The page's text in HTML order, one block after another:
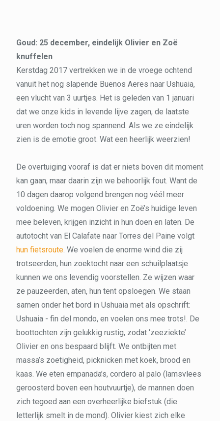
Goud: 25 december, eindelijk Olivier en Zoë
knuffelen
Kerstdag 2017 vertrekken we in de vroege ochtend
vanuit het nog slapende Buenos Aeres naar Ushuaia,
een vlucht van 3 uurtjes. Het is geleden van 1 januari
dat we onze kids in levende lijve zagen, de laatste
uren worden toch nog spannend. Als we ze eindelijk
zien is de emotie groot. Wat een heerlijk weerzien!
De overtuiging vooraf is dat er niets boven dit moment
kan gaan, maar daarin zijn we behoorlijk fout. Want de
10 dagen daarop volgend brengen nog véél meer
voldoening. We mogen Olivier en Zoë’s huidige leven
mee beleven, krijgen inzicht in hun doen en laten. De
autotocht van El Calafate naar Torres del Paine volgt
hun fietsroute. We voelen de enorme wind die zij
trotseerden, hun zoektocht naar een schuilplaatsje
kunnen we ons levendig voorstellen. Ze wijzen waar
ze pauzeerden, aten, hun tent opsloegen. We staan
samen onder het bord in Ushuaia met als opschrift:
Ushuaia - fin del mondo, en voelen ons mee trots!. De
boottochten zijn gelukkig rustig, zodat ‘zeeziekte’
Olivier en ons bespaard blijft. We ontbijten met
massa’s zoetigheid, picknicken met koek, brood en
kaas. We eten empanada’s, cordero al palo (lamsvlees
geroosterd boven een houtvuurtje), de mannen doen
zich tegoed aan een overheerlijke biefstuk (die
letterlijk smelt in de mond). Olivier kiest zich elke